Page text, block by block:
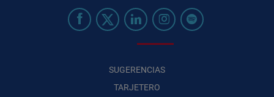
SUGERENCIAS
TARJETERO